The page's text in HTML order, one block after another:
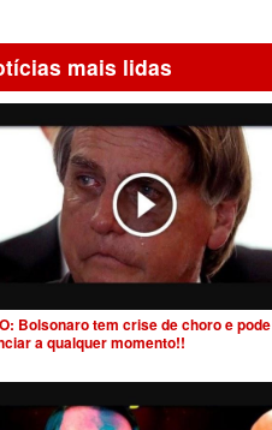
mais lidas
Bolsonaro tem crise de choro e pode
a qualquer momento!!